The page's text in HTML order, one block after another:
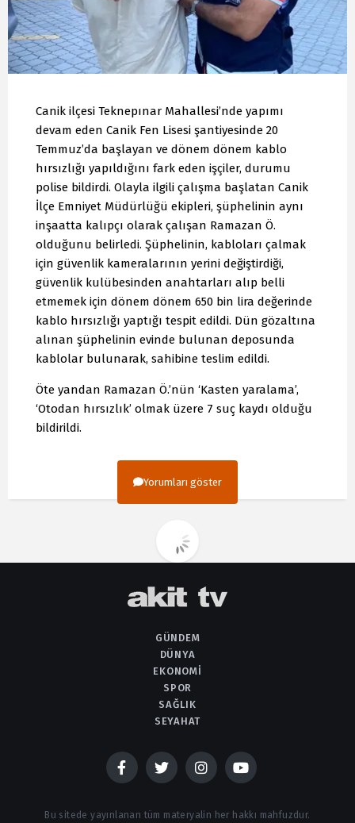
Canik ilçesi Teknepınar Mahallesi’nde yapımı
devam eden Canik Fen Lisesi şantiyesinde 20
Temmuz’da başlayan ve dönem dönem kablo
hırsızlığı yapıldığını fark eden işçiler, durumu
polise bildirdi. Olayla ilgili çalışma başlatan Canik
İlçe Emniyet Müdürlüğü ekipleri, şüphelinin aynı
inşaatta kalıpçı olarak çalışan Ramazan Ö.
olduğunu belirledi. Şüphelinin, kabloları çalmak
için güvenlik kameralarının yerini değiştirdiği,
güvenlik kulübesinden anahtarları alıp belli
etmemek için dönem dönem 650 bin lira değerinde
kablo hırsızlığı yaptığı tespit edildi. Dün gözaltına
alınan şüphelinin evinde bulunan deposunda
kablolar bulunarak, sahibine teslim edildi.
Öte yandan Ramazan Ö.’nün ‘Kasten yaralama’,
‘Otodan hırsızlık’ olmak üzere 7 suç kaydı olduğu
bildirildi.
Yorumları göster
GÜNDEM
DÜNYA
EKONOMI
SPOR
SAĞLIK
SEYAHAT
Bu sitede yayınlanan tüm materyalin her hakkı mahfuzdur.